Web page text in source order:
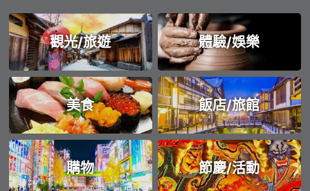
觀光/旅遊 體驗/娛樂
美食 飯店/旅館
購物 節慶/活動